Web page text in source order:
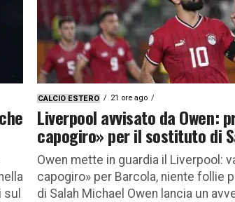
CALCIO ESTERO 21 ore ago
Liverpool avvisato da Owen:
capogiro» per il sostituto di
Owen mette in guardia il Liverpool:
capogiro» per Barcola, niente follie
di Salah Michael Owen lancia un